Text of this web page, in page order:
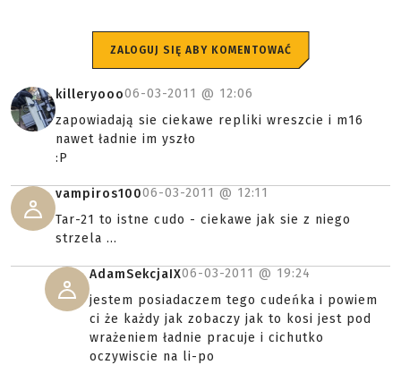
ZALOGUJ SIĘ ABY KOMENTOWAĆ
killeryooo06-03-2011 @ 12:06
zapowiadają sie ciekawe repliki wreszcie i m16
nawet ładnie im yszło
:P
vampiros10006-03-2011 @ 12:11
Tar-21 to istne cudo - ciekawe jak sie z niego
strzela ...
AdamSekcjaIX06-03-2011 @ 19:24
jestem posiadaczem tego cudeńka i powiem
ci że każdy jak zobaczy jak to kosi jest pod
wrażeniem ładnie pracuje i cichutko
oczywiscie na li-po